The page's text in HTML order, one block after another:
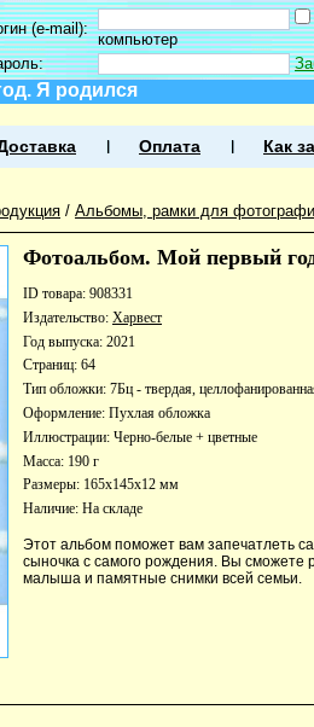
(e-mail):
компьютер
Я родился
Оплата Как
/ Альбомы, рамки для
Фотоальбом. Мой первый
ID товара: 908331
Издательство: Харвест
Год выпуска: 2021
Страниц: 64
Тип обложки: 7Бц - твердая,
Оформление: Пухлая обложка
Иллюстрации: Черно-белые + цветные
Масса: 190 г
Размеры: 165x145x12 мм
Наличие: На складе
Этот альбом поможет вам запечатлеть
сыночка с самого рождения. Вы
малыша и памятные снимки всей семьи.